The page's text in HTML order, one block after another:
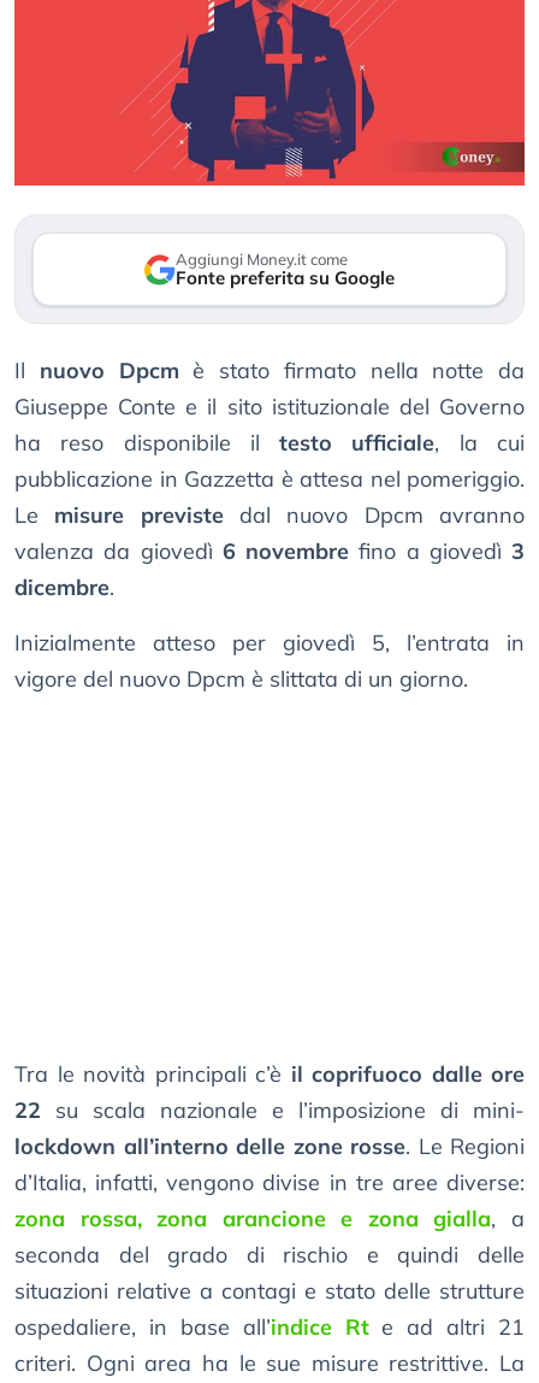
Aggiungi Money.it come
Fonte preferita su Google
Il nuovo Dpcm è stato firmato nella notte da
Giuseppe Conte e il sito istituzionale del Governo
ha reso disponibile iltesto ufficiale, la cui
pubblicazione in Gazzetta è attesa nel pomeriggio.
Le misure previstedal nuovo Dpcm avranno
valenza da giovedì 6 novembre fino a giovedì 3
dicembre.
Inizialmente atteso per giovedì 5, l’entrata in
vigore del nuovo Dpcm è slittata di un giorno.
Tra le novità principali c’è il coprifuoco dalle ore
22 su scala nazionale e l’imposizione di mini-
lockdown all’interno delle zone rosse. Le Regioni
d’Italia, infatti, vengono divise in tre aree diverse:
zona rossa, zona arancione e zona gialla, a
seconda del grado di rischio e quindi delle
situazioni relative a contagi e stato delle strutture
ospedaliere, in base all’indice Rte ad altri 21
criteri. Ogni area ha le sue misure restrittive. La